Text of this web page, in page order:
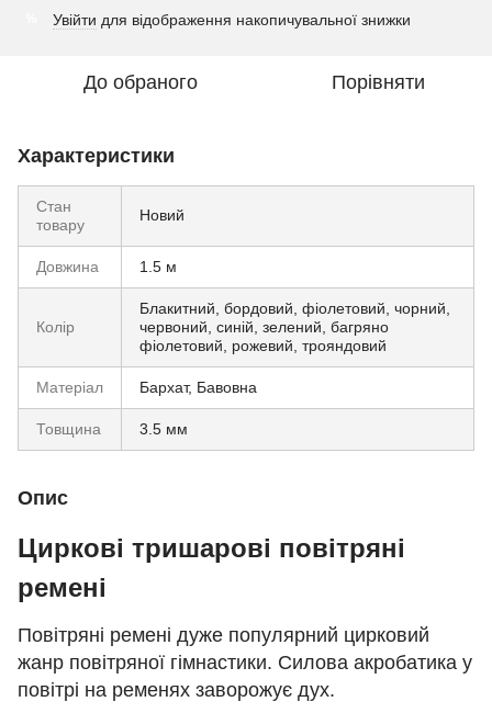
Увійти для відображення накопичувальної знижки
До обраного Порівняти
Характеристики
Стан
товару
Новий
Довжина 1.5 м
Колір
Блакитний, бордовий, фіолетовий, чорний,
червоний, синій, зелений, багряно
фіолетовий, рожевий, трояндовий
Матеріал Бархат, Бавовна
Товщина 3.5 мм
Опис
Циркові тришарові повітряні
ремені
Повітряні ремені дуже популярний цирковий
жанр повітряної гімнастики. Силова акробатика у
повітрі на ременях заворожує дух.